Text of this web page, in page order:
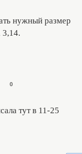
нужный размер
3,14.
0
тут в 11-25